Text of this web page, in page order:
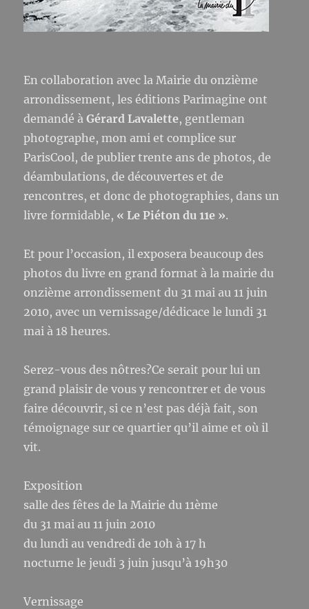
En collaboration avec la Mairie du onzième
arrondissement, les éditions Parimagine ont
demandé àGérard Lavalette, gentleman
photographe, mon ami et complice sur
ParisCool, de publier trente ans de photos, de
déambulations, de découvertes et de
rencontres, et donc de photographies, dans un
livre formidable, « Le Piéton du 11e ».
Et pour l’occasion, il exposera beaucoup des
photos du livre en grand format à la mairie du
onzième arrondissement du 31 mai au 11 juin
2010, avec un vernissage/dédicace le lundi 31
mai à 18 heures.
Serez-vous des nôtres?Ce serait pour lui un
grand plaisir de vous y rencontrer et de vous
faire découvrir, si ce n’est pas déjà fait, son
témoignage sur ce quartier qu’il aime et où il
vit.
Exposition
salle des fêtes de la Mairie du 11ème
du 31 mai au 11 juin 2010
du lundi au vendredi de 10h à 17 h
nocturne le jeudi 3 juin jusqu’à 19h30
Vernissage